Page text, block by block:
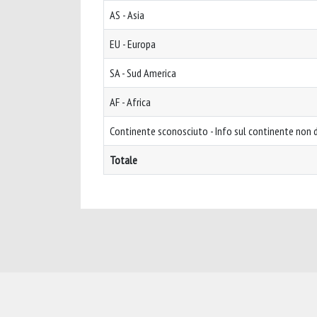
AS - Asia
EU - Europa
SA - Sud America
AF - Africa
Continente sconosciuto - Info sul continente non
Totale